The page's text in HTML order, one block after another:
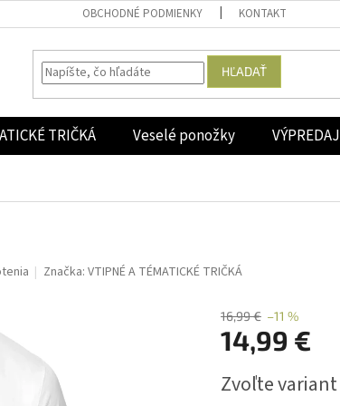
OBCHODNÉ PODMIENKY KONTAKT
HĽADAŤ
TRIČKÁ Veselé ponožky VÝPREDAJ
Značka:VTIPNÉ A TÉMATICKÉ TRIČKÁ
16,99 € –11 %
14,99 €
cena:
Zvoľte variant